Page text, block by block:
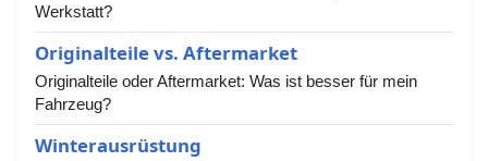
Werkstatt?
Originalteile vs. Aftermarket
Originalteile oder Aftermarket: Was ist besser für mein
Fahrzeug?
Winterausrüstung